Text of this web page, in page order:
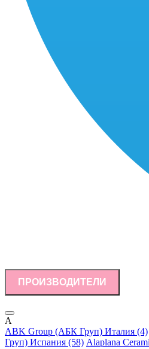
ПРОИЗВОДИТЕЛИ
A
ABK Group (АБК Груп) Италия (4)
Груп) Испания (58) Alaplana